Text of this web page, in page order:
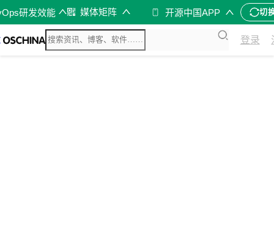
研发效能 媒体矩阵 开源中国APP 切
登录